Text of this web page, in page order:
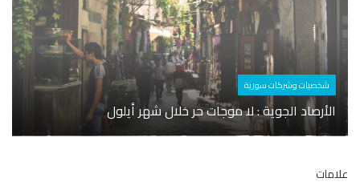
شخصيات وشركات سورية
الأرصاد الجوية : لا موجات حر خلال شهر أيلول